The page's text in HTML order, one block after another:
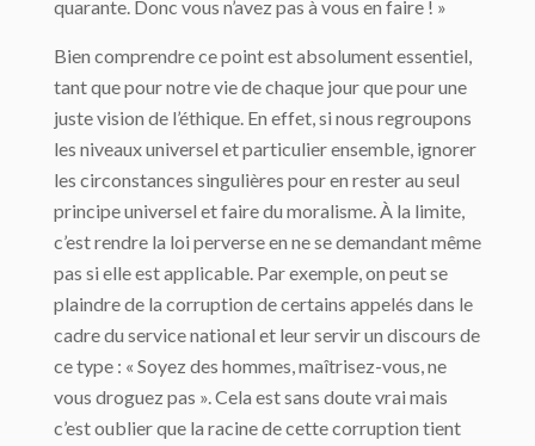
quarante. Donc vous n’avez pas à vous en faire ! »
Bien comprendre ce point est absolument essentiel,
tant que pour notre vie de chaque jour que pour une
juste vision de l’éthique. En effet, si nous regroupons
les niveaux universel et particulier ensemble, ignorer
les circonstances singulières pour en rester au seul
principe universel et faire du moralisme. À la limite,
c’est rendre la loi perverse en ne se demandant même
pas si elle est applicable. Par exemple, on peut se
plaindre de la corruption de certains appelés dans le
cadre du service national et leur servir un discours de
ce type : « Soyez des hommes, maîtrisez-vous, ne
vous droguez pas ». Cela est sans doute vrai mais
c’est oublier que la racine de cette corruption tient